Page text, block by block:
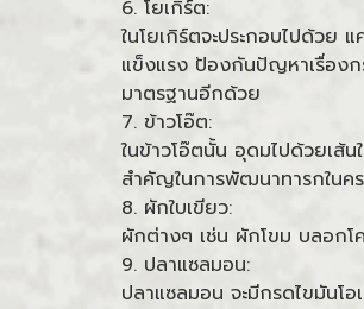
6. โยเกิร์ต:
ในโยเกิร์ตจะประกอบไปด้วย
แข็งแรง ป้องกันปัญหาเรื่อง
มาตรฐานอีกด้วย
7. ข้าวโอ๊ต:
ในข้าวโอ๊ตนั้น อุดมไปด้วยเส้
สำคัญในการพัฒนาทารกในค
8. ผักใบเขียว:
ผักต่างๆ เช่น ผักโขม บลอกโ
9. ปลาแซลมอน:
ปลาแซลมอน จะมีกรดไขมันโ